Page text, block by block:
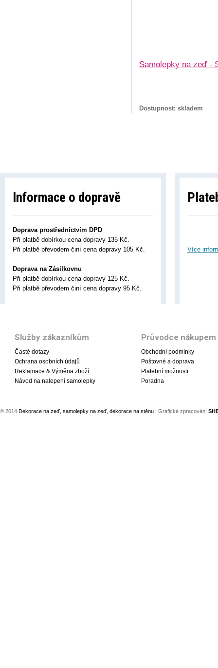
Samolepky na zeď -
Dostupnost: skladem
Informace o dopravě
Doprava prostřednictvím DPD
Při platbě dobírkou cena dopravy 135 Kč.
Při platbě převodem činí cena dopravy 105 Kč.
Doprava na Zásilkovnu
Při platbě dobírkou cena dopravy 125 Kč.
Při platbě převodem činí cena dopravy 95 Kč.
Více
Služby zákazníkům
Časté dotazy
Ochrana osobních údajů
Reklamace & Výměna zboží
Návod na nalepení samolepky
Průvodce nákupem
Obchodní podmínky
Poštovné a doprava
Platební možnosti
Poradna
© 2014 Dekorace na zeď, samolepky na zeď, dekorace na stěnu | Grafické zpracování